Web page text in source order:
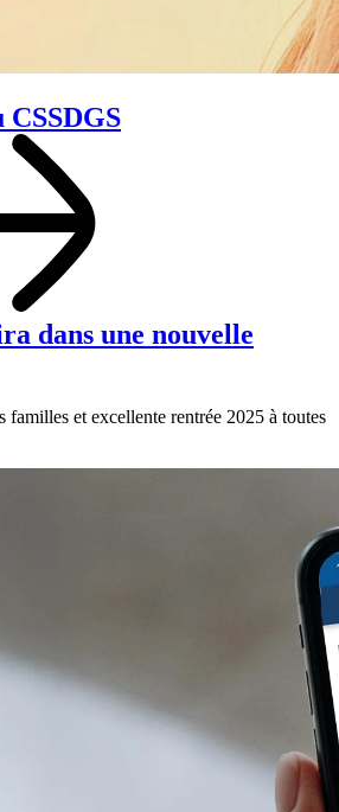
dans une nouvelle
familles et excellente rentrée 2025 à toutes